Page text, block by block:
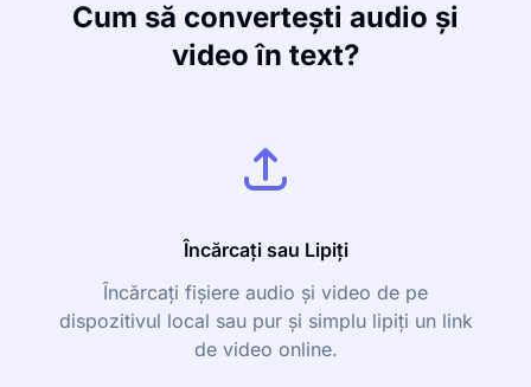
Cum să convertești audio și
video în text?
Încărcați sau Lipiți
Încărcați fișiere audio și video de pe
dispozitivul local sau pur și simplu lipiți un link
de video online.